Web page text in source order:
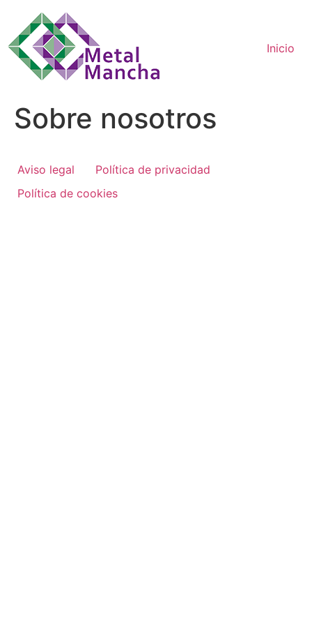
contenido
Inicio
Sobre nosotros
Aviso legal
Política de privacidad
Política de cookies